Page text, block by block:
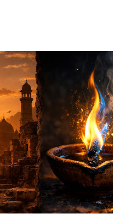
और इतिहास बदल दिया, ठीक वैसे ही
में पढ़ा है। Exam Relevance
स्वतंत्रता संग्राम (History)
(Hindi Literature) महत्व: